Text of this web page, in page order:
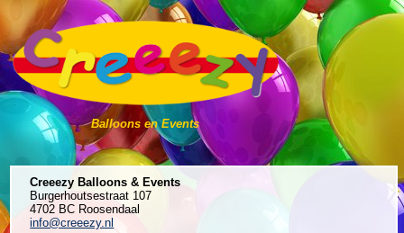
Balloons en Events
Creeezy Balloons & Events
Burgerhoutsestraat 107
4702 BC Roosendaal
info@creeezy.nl